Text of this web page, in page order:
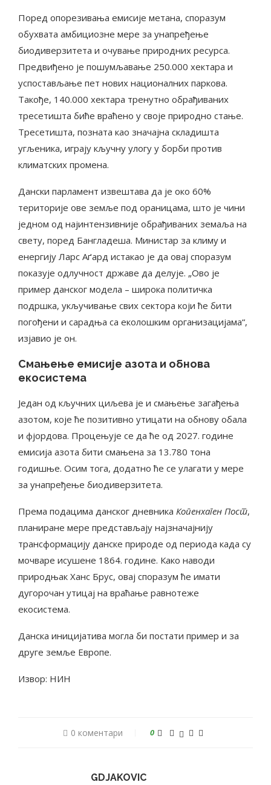
Поред опорезивања емисије метана, споразум
обухвата амбициозне мере за унапређење
биодиверзитета и очување природних ресурса.
Предвиђено је пошумљавање 250.000 хектара и
успостављање пет нових националних паркова.
Такође, 140.000 хектара тренутно обрађиваних
тресетишта биће враћено у своје природно стање.
Тресетишта, позната као значајна складишта
угљеника, играју кључну улогу у борби против
климатских промена.
Дански парламент извештава да је око 60%
територије ове земље под ораницама, што је чини
једном од најинтензивније обрађиваних земаља на
свету, поред Бангладеша. Министар за климу и
енергију Ларс Аґард истакао је да овај споразум
показује одлучност државе да делује. „Ово је
пример данског модела – широка политичка
подршка, укључивање свих сектора који ће бити
погођени и сарадња са еколошким организацијама“,
изјавио је он.
Смањење емисије азота и обнова
екосистема
Један од кључних циљева је и смањење загађења
азотом, које ће позитивно утицати на обнову обала
и фјордова. Процењује се да ће од 2027. године
емисија азота бити смањена за 13.780 тона
годишње. Осим тога, додатно ће се улагати у мере
за унапређење биодиверзитета.
Према подацима данског дневника Копенхаген Пост,
планиране мере представљају најзначајнију
трансформацију данске природе од периода када су
мочваре исушене 1864. године. Како наводи
природњак Ханс Брус, овај споразум ће имати
дугорочан утицај на враћање равнотеже
екосистема.
Данска иницијатива могла би постати пример и за
друге земље Европе.
Извор: НИН
0 коментари 0
GDJAKOVIC